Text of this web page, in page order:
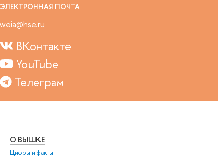
ЭЛЕКТРОННАЯ ПОЧТА
weia@hse.ru
ВКонтакте
YouTube
Телеграм
О ВЫШКЕ
Цифры и факты